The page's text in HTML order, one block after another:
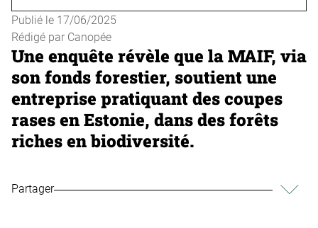
Une enquête révèle que la MAIF, via
son fonds forestier, soutient une
entreprise pratiquant des coupes
rases en Estonie, dans des forêts
riches en biodiversité.
Publié le 17/06/2025
Rédigé par Canopée
Partager